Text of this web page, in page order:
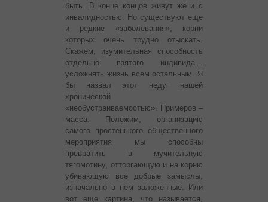
быть. В конце концов живут же и с
инвалидностью. Но существуют еще
и редкие «заболевания», корни
которых очень трудно отыскать.
Скажем, изумительная способность
отдельно взятого индивида…
усложнять жизнь всем остальным. Я
бы назвал этот недуг нашей
хронической
«необустраиваемостью». Примеров –
масса. Положим, организацию
самого простенького общественного
мероприятия мы способны
превратить в мучительную
тягомотину, отторгающую и на корню
убивающую все добрые замыслы,
изначально в нем заложенные. Или
вот еще картина, что называется,